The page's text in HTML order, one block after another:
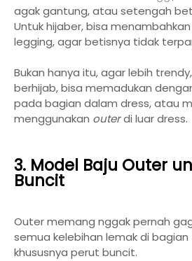
agak gantung, atau setengah
Untuk hijaber, bisa
legging, agar betisnya tidak
Bukan hanya itu, agar lebih
berhijab, bisa memadukan
pada bagian dalam dress, atau
menggunakan outerdi luar dress.
3. Model Baju Outer
Buncit
Outer memang nggak pernah
semua kelebihan lemak di
khususnya perut buncit.